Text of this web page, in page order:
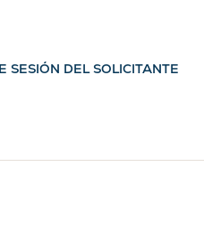
SESIÓN DEL SOLICITANTE